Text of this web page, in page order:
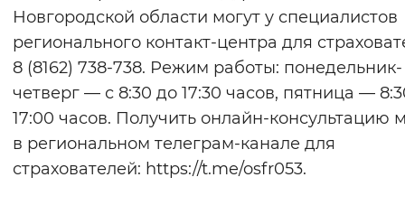
Новгородской области могут у специалистов
регионального контакт-центра для
8 (8162) 738-738. Режим работы: понедельник-
четверг — с 8:30 до 17:30 часов, пятница —
17:00 часов. Получить онлайн-консультацию
в региональном телеграм-канале для
страхователей: https://t.me/osfr053.